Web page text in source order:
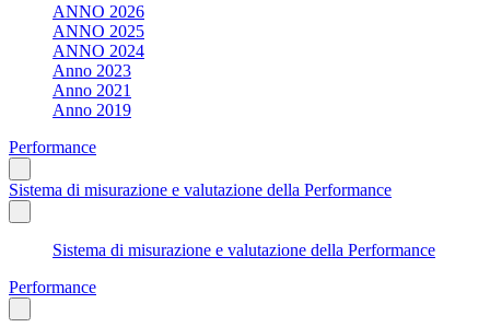
ANNO 2026
ANNO 2025
ANNO 2024
Anno 2023
Anno 2021
Anno 2019
Performance
Sistema di misurazione e valutazione della Performance
Sistema di misurazione e valutazione della Performance
Performance